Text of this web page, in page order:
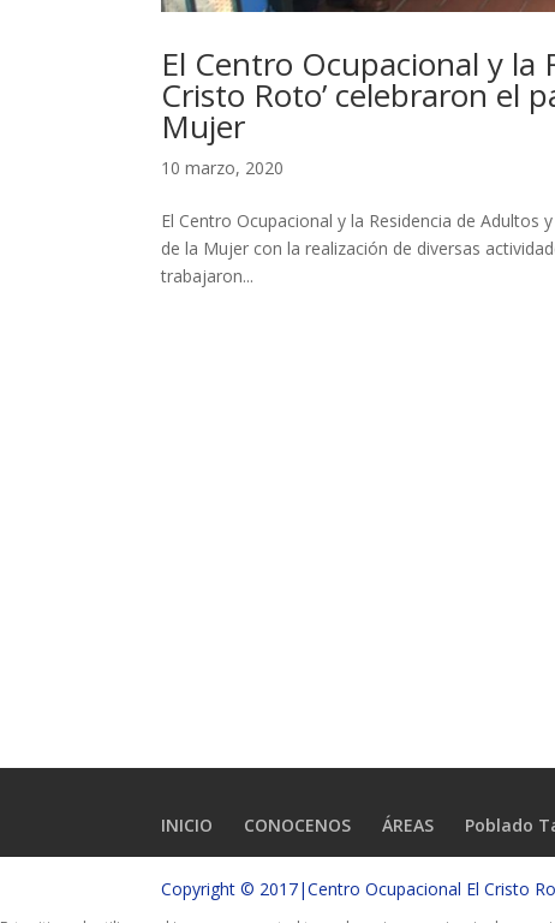
El Centro Ocupacional y la
Cristo Roto’ celebraron el
Mujer
10 marzo, 2020
El Centro Ocupacional y la Residencia de Adultos
de la Mujer con la realización de diversas
trabajaron...
INICIO CONOCENOS ÁREAS Poblado
Copyright © 2017|Centro Ocupacional El Cristo